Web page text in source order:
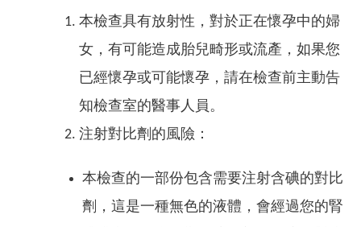
本檢查具有放射性，對於正在懷孕中的婦
女，有可能造成胎兒畸形或流產，如果您
已經懷孕或可能懷孕，請在檢查前主動告
知檢查室的醫事人員。
注射對比劑的風險：
本檢查的一部份包含需要注射含碘的對比
劑，這是一種無色的液體，會經過您的腎